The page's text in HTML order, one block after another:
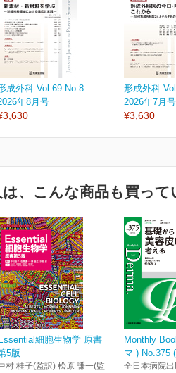
成外科 Vol.69 No.8
年8月号
形成外科
2026年7月号
¥3,630
、こんな商品も買って
細胞生物学 原書
5版
村 桂子(監訳) 松原 謙一(監
Monthly
マ ) No.375
全日本病院